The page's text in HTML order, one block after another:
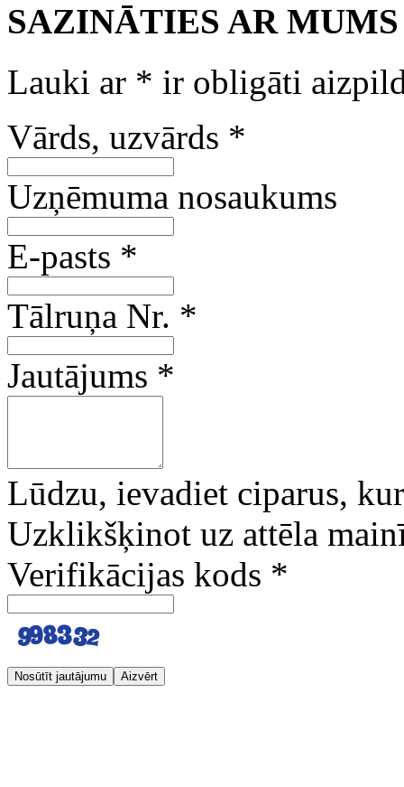
SAZINĀTIES AR MUMS
Lauki ar * ir obligāti
Vārds, uzvārds *
Uzņēmuma nosaukums
E-pasts *
Tālruņa Nr. *
Jautājums *
Lūdzu, ievadiet ciparus,
Uzklikšķinot uz attēla
Verifikācijas kods *
Nosūtīt jautājumu Aizvērt